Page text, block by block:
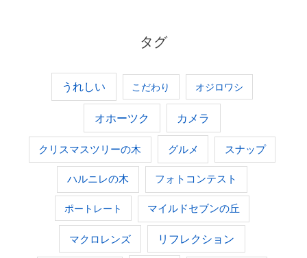
タグ
うれしい こだわり オジロワシ
オホーツク カメラ
クリスマスツリーの木 グルメ スナップ
ハルニレの木 フォトコンテスト
ポートレート マイルドセブンの丘
マクロレンズ リフレクション